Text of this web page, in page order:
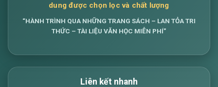
dung được chọn lọc và chất lượng
“HÀNH TRÌNH QUA NHỮNG TRANG SÁCH – LAN TỎA TRI
THỨC – TÀI LIỆU VĂN HỌC MIỄN PHÍ”
Liên kết nhanh